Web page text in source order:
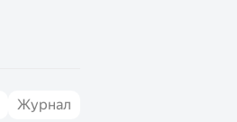
Журнал